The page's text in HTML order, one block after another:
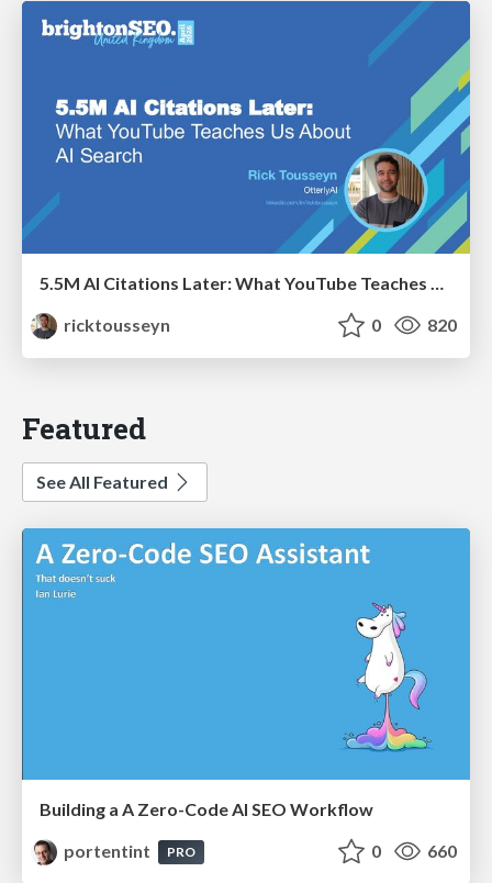
ricktousseyn
0 820
Featured
See All Featured
Building a A Zero-Code AI SEO Workflow
portentint
PRO 0 660